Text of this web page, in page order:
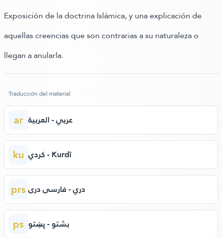
Exposición de la doctrina Islámica, y una explicación de
aquellas creencias que son contrarias a su naturaleza o
llegan a anularla.
Traducción del material
ar عربي - العربية
ku كردي - Kurdî
prsدري - فارسی دری
ps بشتو - پښتو